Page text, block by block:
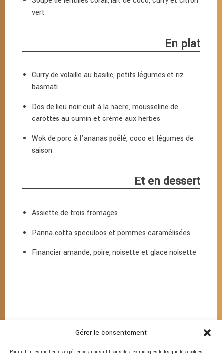
Gérer le consentement
Pour offrir les meilleures expériences, nous utilisons des technologies telles que les cookies
vert
En plat
Curry de volaille au basilic, petits légumes et riz
basmati
Dos de lieu noir cuit à la nacre, mousseline de
carottes au cumin et crème aux herbes
Wok de porc à l’ananas poêlé, coco et légumes de
saison
Et en dessert
Assiette de trois fromages
Panna cotta speculoos et pommes caramélisées
Financier amande, poire, noisette et glace noisette
Nous nous ferons un plaisir de vous proposer des plats
adaptés.